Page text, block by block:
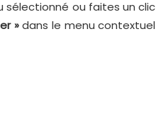
sélectionné ou faites un clic
»dans le menu contextuel